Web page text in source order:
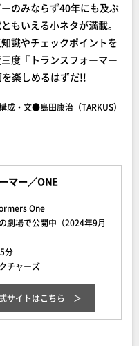
のみならず40年にも及ぶ
もいえる小ネタが満載。
識やチェックポイントを
度『トランスフォーマー
楽しめるはずだ!!
成・文●島田康治（TARKUS）
マー／ONE
One
劇場で公開中（2024年9月
分
チャーズ
サイトはこちら